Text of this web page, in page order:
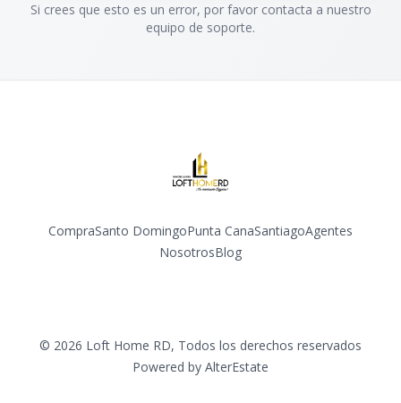
Si crees que esto es un error, por favor contacta a nuestro
equipo de soporte.
CompraSanto DomingoPunta CanaSantiagoAgentes
NosotrosBlog
© 2026 Loft Home RD, Todos los derechos reservados
Powered by AlterEstate